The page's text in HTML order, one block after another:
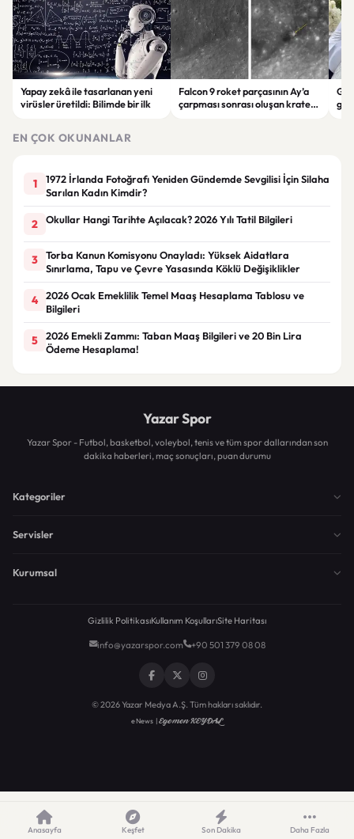
Yapay zekâ ile tasarlanan yeni
virüsler üretildi: Bilimde bir ilk
Falcon 9 roket parçasının Ay’a
çarpması sonrası oluşan krater
EN ÇOK OKUNANLAR
1
1972 İrlanda Fotoğrafı Yeniden Gündemde Sevgilisi İçin Silaha
Sarılan Kadın Kimdir?
2 Okullar Hangi Tarihte Açılacak? 2026 Yılı Tatil Bilgileri
3
Torba Kanun Komisyonu Onayladı: Yüksek Aidatlara
Sınırlama, Tapu ve Çevre Yasasında Köklü Değişiklikler
4
2026 Ocak Emeklilik Temel Maaş Hesaplama Tablosu ve
Bilgileri
5
2026 Emekli Zammı: Taban Maaş Bilgileri ve 20 Bin Lira
Ödeme Hesaplama!
Yazar Spor
Yazar Spor - Futbol, basketbol, voleybol, tenis ve tüm spor dallarından son
dakika haberleri, maç sonuçları, puan durumu
Kategoriler
Servisler
Kurumsal
Gizlilik PolitikasıKullanım KoşullarıSite Haritası
info@yazarspor.com +90 501 379 08 08
© 2026 Yazar Medya A.Ş. Tüm hakları saklıdır.
eNews |Egemen KEYDAL
Anasayfa Keşfet Son Dakika Daha Fazla